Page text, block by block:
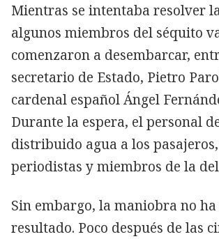
Mientras se intentaba resolver
algunos miembros del séquito
comenzaron a desembarcar,
secretario de Estado, Pietro
cardenal español Ángel
Durante la espera, el personal
distribuido agua a los
periodistas y miembros de la
Sin embargo, la maniobra no
resultado. Poco después de las